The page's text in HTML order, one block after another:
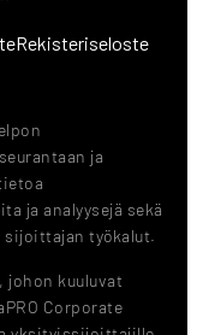
Rekisteriseloste
ja
ja analyysejä sekä
työkalut.
johon kuuluvat
Corporate